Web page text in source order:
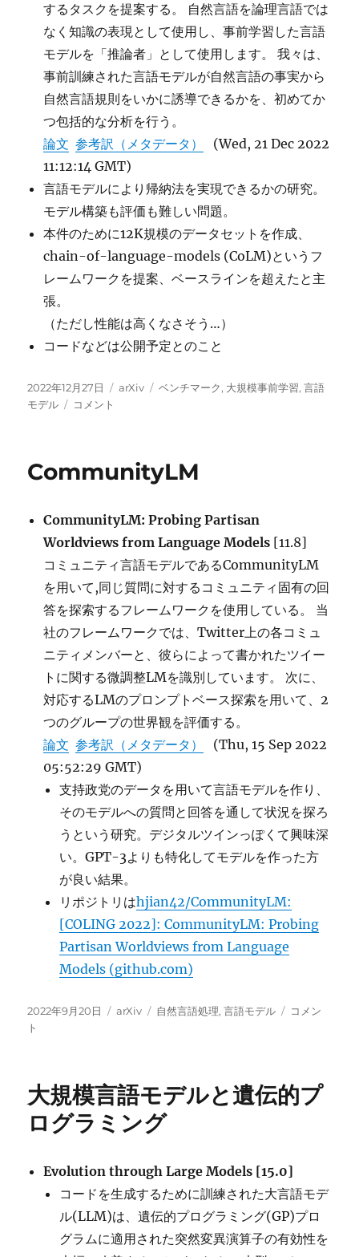
するタスクを提案する。 自然言語を論理言語では
なく知識の表現として使用し、事前学習した言語
モデルを「推論者」として使用します。 我々は、
事前訓練された言語モデルが自然言語の事実から
自然言語規則をいかに誘導できるかを、初めてか
つ包括的な分析を行う。
論文 参考訳（メタデータ）
(Wed, 21 Dec 2022
11:12:14 GMT)
言語モデルにより帰納法を実現できるかの研究。
モデル構築も評価も難しい問題。
本件のために12K規模のデータセットを作成、
chain-of-language-models (CoLM)というフ
レームワークを提案、ベースラインを超えたと主
張。
（ただし性能は高くなさそう…）
コードなどは公開予定とのこと
投
稿
2022年12月27日
カ
arXiv
タ
ベンチマーク, 大規模事前学習,言語
モデル
Language
Reasoners
コメント
CommunityLM
CommunityLM: Probing Partisan
Worldviews from Language Models [11.8]
コミュニティ言語モデルであるCommunityLM
を用いて,同じ質問に対するコミュニティ固有の回
答を探索するフレームワークを使用している。 当
社のフレームワークでは、Twitter上の各コミュ
ニティメンバーと、彼らによって書かれたツイー
トに関する微調整LMを識別しています。 次に、
対応するLMのプロンプトベース探索を用いて、2
つのグループの世界観を評価する。
論文 参考訳（メタデータ）
(Thu, 15 Sep 2022
05:52:29 GMT)
支持政党のデータを用いて言語モデルを作り、
そのモデルへの質問と回答を通して状況を探ろ
うという研究。デジタルツインっぽくて興味深
い。GPT-3よりも特化してモデルを作った方
が良い結果。
リポジトリはhjian42/CommunityLM:
[COLING 2022]: CommunityLM: Probing
Partisan Worldviews from Language
Models (github.com)
投
稿
2022年9月20日
カ
arXiv
タ
自然言語処理,言語モデル
コメン
ト
大規模言語モデルと遺伝的プ
ログラミング
Evolution through Large Models [15.0]
コードを生成するために訓練された大言語モデ
ル(LLM)は、遺伝的プログラミング(GP)プロ
グラムに適用された突然変異演算子の有効性を